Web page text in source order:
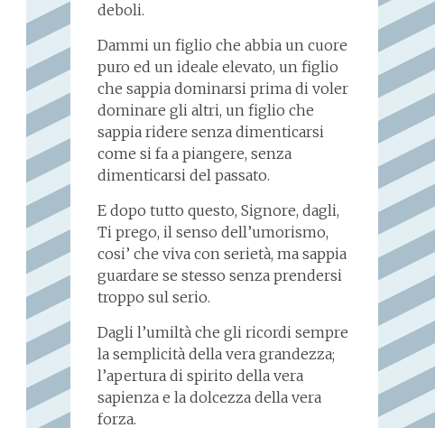
deboli.
Dammi un figlio che abbia un cuore
puro ed un ideale elevato, un figlio
che sappia dominarsi prima di voler
dominare gli altri, un figlio che
sappia ridere senza dimenticarsi
come si fa a piangere, senza
dimenticarsi del passato.
E dopo tutto questo, Signore, dagli,
Ti prego, il senso dell’umorismo,
cosi’ che viva con serietà, ma sappia
guardare se stesso senza prendersi
troppo sul serio.
Dagli l’umiltà che gli ricordi sempre
la semplicità della vera grandezza;
l’apertura di spirito della vera
sapienza e la dolcezza della vera
forza.